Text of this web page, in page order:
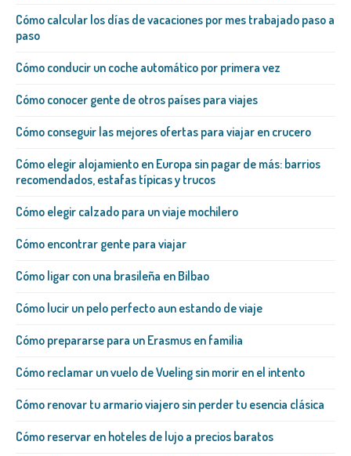
Cómo calcular los días de vacaciones por mes trabajado paso a
paso
Cómo conducir un coche automático por primera vez
Cómo conocer gente de otros países para viajes
Cómo conseguir las mejores ofertas para viajar en crucero
Cómo elegir alojamiento en Europa sin pagar de más: barrios
recomendados, estafas típicas y trucos
Cómo elegir calzado para un viaje mochilero
Cómo encontrar gente para viajar
Cómo ligar con una brasileña​ en Bilbao
Cómo lucir un pelo perfecto aun estando de viaje
Cómo prepararse para un Erasmus en familia
Cómo reclamar un vuelo de Vueling sin morir en el intento
Cómo renovar tu armario viajero sin perder tu esencia clásica
Cómo reservar en hoteles de lujo a precios baratos